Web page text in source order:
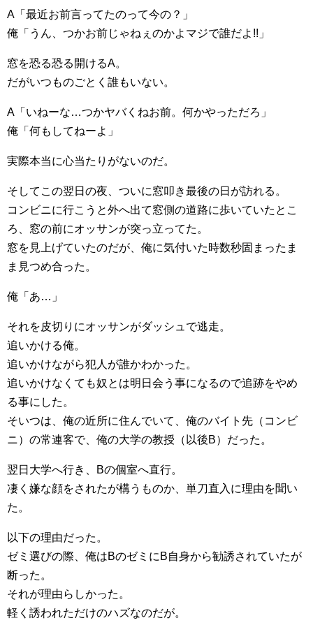
A「最近お前言ってたのって今の？」
俺「うん、つかお前じゃねぇのかよマジで誰だよ!!」
窓を恐る恐る開けるA。
だがいつものごとく誰もいない。
A「いねーな…つかヤバくねお前。何かやっただろ」
俺「何もしてねーよ」
実際本当に心当たりがないのだ。
そしてこの翌日の夜、ついに窓叩き最後の日が訪れる。
コンビニに行こうと外へ出て窓側の道路に歩いていたとこ
ろ、窓の前にオッサンが突っ立ってた。
窓を見上げていたのだが、俺に気付いた時数秒固まったま
ま見つめ合った。
俺「あ…」
それを皮切りにオッサンがダッシュで逃走。
追いかける俺。
追いかけながら犯人が誰かわかった。
追いかけなくても奴とは明日会う事になるので追跡をやめ
る事にした。
そいつは、俺の近所に住んでいて、俺のバイト先（コンビ
ニ）の常連客で、俺の大学の教授（以後B）だった。
翌日大学へ行き、Bの個室へ直行。
凄く嫌な顔をされたが構うものか、単刀直入に理由を聞い
た。
以下の理由だった。
ゼミ選びの際、俺はBのゼミにB自身から勧誘されていたが
断った。
それが理由らしかった。
軽く誘われただけのハズなのだが。